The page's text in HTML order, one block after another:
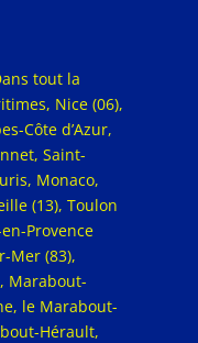
tout la
Nice (06),
Côte d’Azur,
Saint-
Monaco,
(13), Toulon
Provence
Mer (83),
Marabout-
le Marabout-
Hérault,